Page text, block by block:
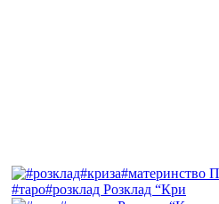
#таро#розклад Розклад “Кри